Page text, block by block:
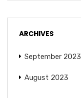
ARCHIVES
September 2023
August 2023